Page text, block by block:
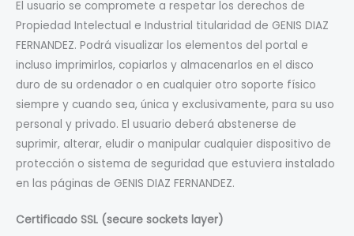
El usuario se compromete a respetar los derechos de
Propiedad Intelectual e Industrial titularidad de GENIS DIAZ
FERNANDEZ. Podrá visualizar los elementos del portal e
incluso imprimirlos, copiarlos y almacenarlos en el disco
duro de su ordenador o en cualquier otro soporte físico
siempre y cuando sea, única y exclusivamente, para su uso
personal y privado. El usuario deberá abstenerse de
suprimir, alterar, eludir o manipular cualquier dispositivo de
protección o sistema de seguridad que estuviera instalado
en las páginas de GENIS DIAZ FERNANDEZ.
Certificado SSL (secure sockets layer)